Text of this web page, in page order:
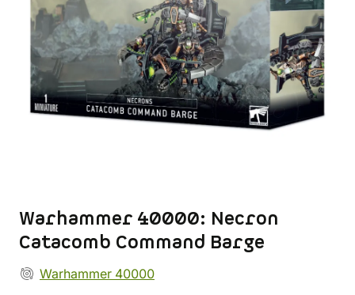
Warhammer 40000: Necron
Catacomb Command Barge
Warhammer 40000